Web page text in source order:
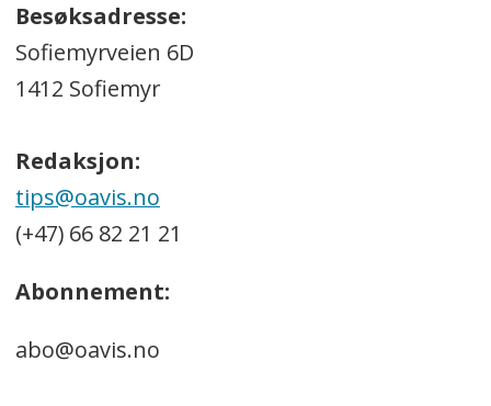
Besøksadresse:
Sofiemyrveien 6D
1412 Sofiemyr
Redaksjon:
tips@oavis.no
(+47) 66 82 21 21
Abonnement:
abo@oavis.no